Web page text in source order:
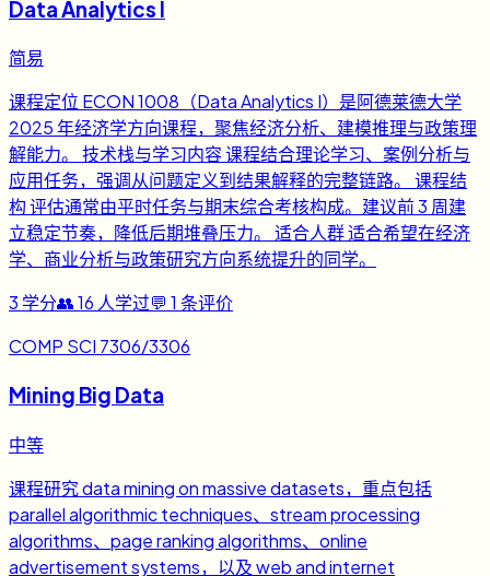
Data Analytics I
简易
课程定位 ECON 1008（Data Analytics I）是阿德莱德大学
2025 年经济学方向课程，聚焦经济分析、建模推理与政策理
解能力。 技术栈与学习内容 课程结合理论学习、案例分析与
应用任务，强调从问题定义到结果解释的完整链路。 课程结
构 评估通常由平时任务与期末综合考核构成。建议前 3 周建
立稳定节奏，降低后期堆叠压力。 适合人群 适合希望在经济
学、商业分析与政策研究方向系统提升的同学。
3 学分👥16 人学过💬 1 条评价
COMP SCI 7306/3306
Mining Big Data
中等
课程研究 data mining on massive datasets，重点包括
parallel algorithmic techniques、stream processing
algorithms、page ranking algorithms、online
advertisement systems，以及 web and internet